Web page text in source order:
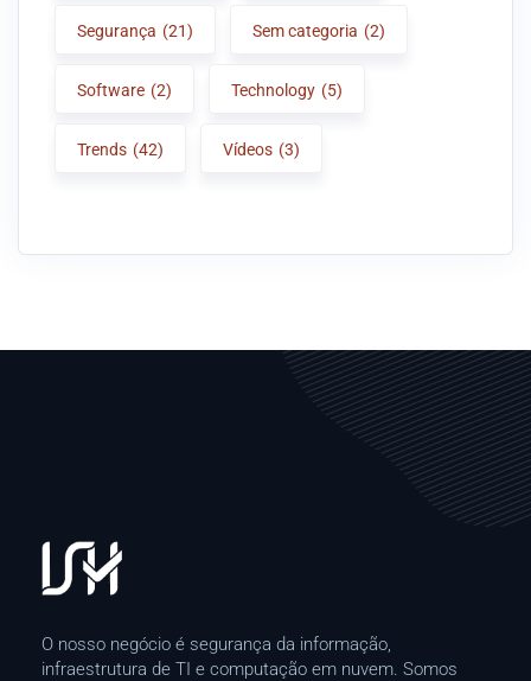
Segurança (21) Sem categoria (2)
Software (2) Technology (5)
Trends (42) Vídeos (3)
O nosso negócio é segurança da informação,
infraestrutura de TI e computação em nuvem. Somos